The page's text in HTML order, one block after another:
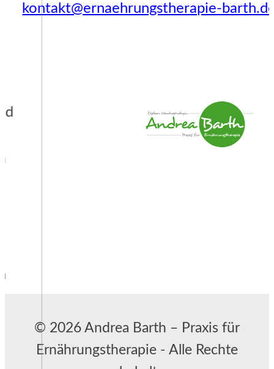
kontakt@ernaehrungstherapie-
© 2026 Andrea Barth – Praxis für
Ernährungstherapie - Alle Rechte